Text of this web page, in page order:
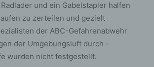
und ein Gabelstapler halfen
zu zerteilen und gezielt
der ABC-Gefahrenabwehr
der Umgebungsluft durch –
wurden nicht festgestellt.